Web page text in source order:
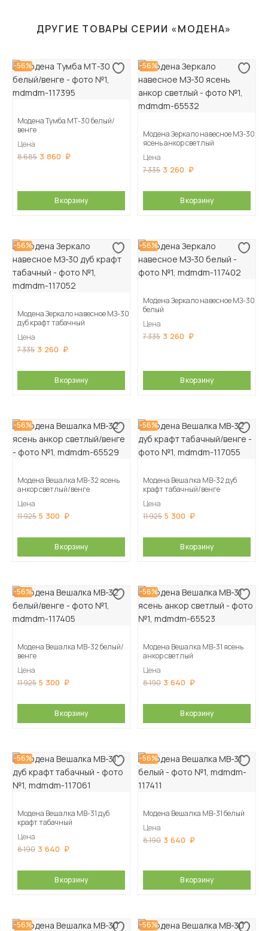
ДРУГИЕ ТОВАРЫ СЕРИИ «МОДЕНА»
-56%
Модена Тумба МТ-30 белый/
венге
Цена
8 685 3 860
В корзину
-56%
Модена Зеркало навесное МЗ-30
ясень анкор светлый
Цена
7 335 3 260
В корзину
-56%
Модена Зеркало навесное МЗ-30
дуб крафт табачный
Цена
7 335 3 260
В корзину
-56%
Модена Зеркало навесное МЗ-30
белый
Цена
7 335 3 260
В корзину
-56%
Модена Вешалка МВ-32 ясень
анкор светлый/венге
Цена
11 925 5 300
В корзину
-56%
Модена Вешалка МВ-32 дуб
крафт табачный/венге
Цена
11 925 5 300
В корзину
-56%
Модена Вешалка МВ-32 белый/
венге
Цена
11 925 5 300
В корзину
-56%
Модена Вешалка МВ-31 ясень
анкор светлый
Цена
8 190 3 640
В корзину
-56%
Модена Вешалка МВ-31 дуб
крафт табачный
Цена
8 190 3 640
В корзину
-56%
Модена Вешалка МВ-31 белый
Цена
8 190 3 640
В корзину
-56% -56%